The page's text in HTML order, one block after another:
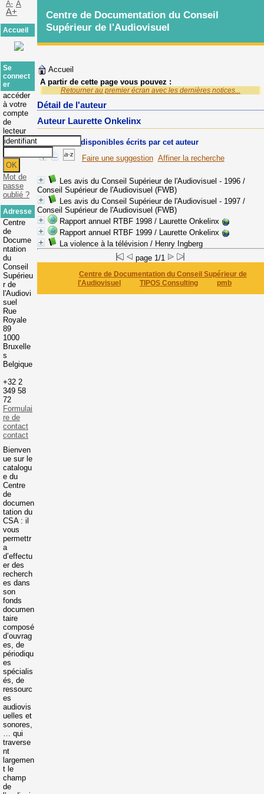
Accueil
A partir de cette page vous pouvez :
Retourner au premier écran avec les dernières notices...
Détail de l'auteur
Auteur Laurette Onkelinx
Documents disponibles écrits par cet auteur
Faire une suggestion Affiner la recherche
Les avis du Conseil Supérieur de l'Audiovisuel - 1996/
Conseil Supérieur de l'Audiovisuel (FWB)
Les avis du Conseil Supérieur de l'Audiovisuel - 1997/
Conseil Supérieur de l'Audiovisuel (FWB)
Rapport annuel RTBF 1998/ Laurette Onkelinx
Rapport annuel RTBF 1999/ Laurette Onkelinx
La violence à la télévision/ Henry Ingberg
page 1/1
Centre de Documentation du Conseil Supérieur de
l'Audiovisuel
TIPOS Consulting pmb
Centre de Documentation du Conseil
Supérieur de l'Audiovisuel
A- A
A+
Accueil
Se
connect
er
accéder
à votre
compte
de
lecteur
Mot de
passe
oublié ?
Adresse
Centre
de
Docume
ntation
du
Conseil
Supérieu
r de
l'Audiovi
suel
Rue
Royale
89
1000
Bruxelle
s
Belgique
+32 2
349 58
72
Formulai
re de
contact
contact
Bienven
ue sur le
catalogu
e du
Centre
de
documen
tation du
CSA : il
vous
permettr
a
d’effectu
er des
recherch
es dans
son
fonds
documen
taire
composé
d’ouvrag
es, de
périodiqu
es
spécialis
és, de
ressourc
es
audiovis
uelles et
sonores,
… qui
traverse
nt
largemen
t le
champ
de